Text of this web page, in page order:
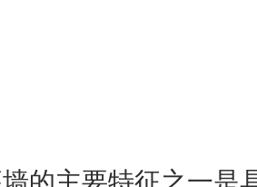
的主要特征之一是